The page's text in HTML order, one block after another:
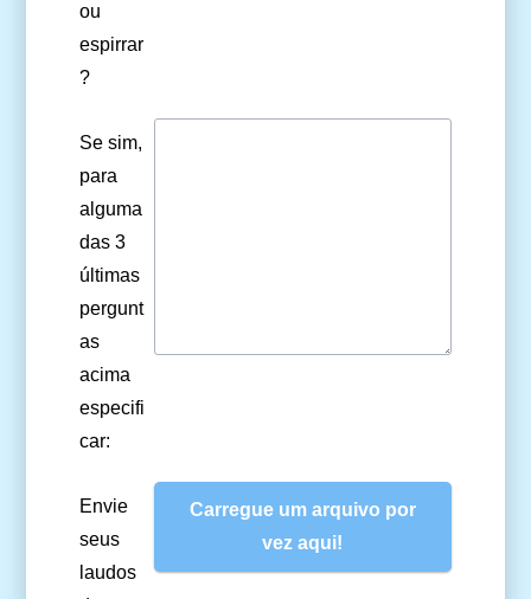
ou
espirrar
?
Se sim,
para
alguma
das 3
últimas
pergunt
as
acima
especifi
car:
Envie
seus
laudos
Carregue um arquivo por
vez aqui!